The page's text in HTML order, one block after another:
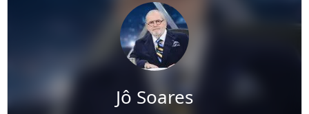
Jô Soares